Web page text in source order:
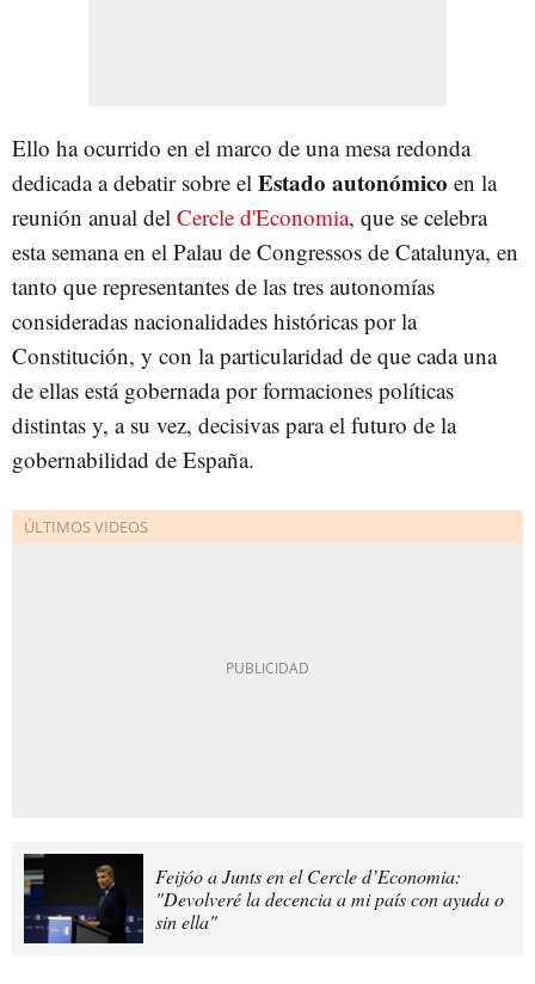
Ello ha ocurrido en el marco de una mesa redonda
dedicada a debatir sobre el Estado autonómico en la
reunión anual del Cercle d'Economia, que se celebra
esta semana en el Palau de Congressos de Catalunya, en
tanto que representantes de las tres autonomías
consideradas nacionalidades históricas por la
Constitución, y con la particularidad de que cada una
de ellas está gobernada por formaciones políticas
distintas y, a su vez, decisivas para el futuro de la
gobernabilidad de España.
Feijóo a Junts en el Cercle d’Economia:
"Devolveré la decencia a mi país con ayuda o
sin ella"